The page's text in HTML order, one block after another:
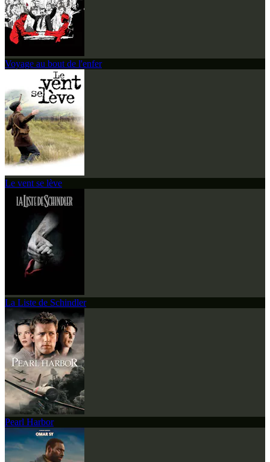
Voyage au bout de l'enfer
Le vent se lève
La Liste de Schindler
Pearl Harbor